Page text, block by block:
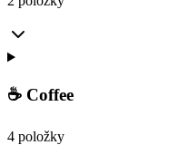
☕ Coffee
4 položky